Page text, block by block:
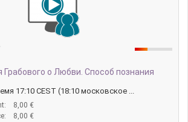
Грабового о Любви. Способ познания
17:10 CEST (18:10 московское ...
8,00 €
8,00 €